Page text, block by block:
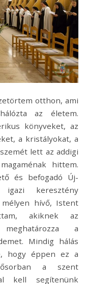
otthon, ami
az életem.
könyveket, az
a kristályokat, a
lett az addigi
hittem.
és befogadó Új-
igazi keresztény
hívő, Istent
akiknek az
a
Mindig hálás
hogy éppen ez a
a szent
kell segítenünk